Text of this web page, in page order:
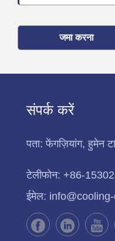
जमा करना
संपर्क करें
पता:फेंगज़ियांग, हुमेन
टेलीफोन: +86-
ईमेल: